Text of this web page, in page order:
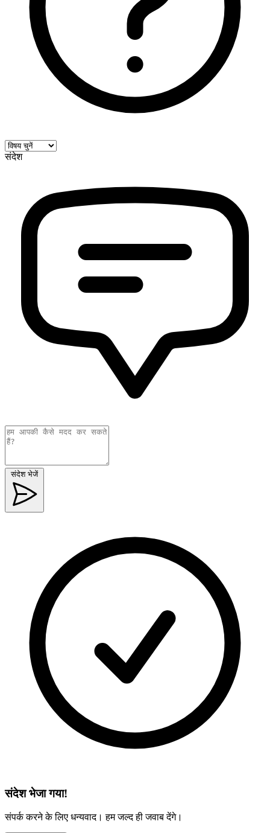
संदेश
संदेश भेजें
संदेश भेजा गया!
संपर्क करने के लिए धन्यवाद। हम जल्द ही जवाब देंगे।